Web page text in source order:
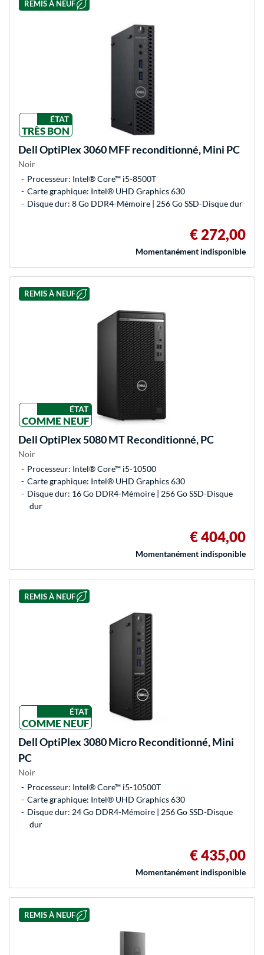
REMIS À NEUF
ÉTAT
TRÈS BON
DellOptiPlex 3060 MFF reconditionné, Mini PC
Noir
Processeur: Intel® Core™ i5-8500T
Carte graphique: Intel® UHD Graphics 630
Disque dur: 8 Go DDR4-Mémoire | 256 Go SSD-Disque dur
€ 272,00
Momentanément indisponible
REMIS À NEUF
ÉTAT
COMME NEUF
DellOptiPlex 5080 MT Reconditionné, PC
Noir
Processeur: Intel® Core™ i5-10500
Carte graphique: Intel® UHD Graphics 630
Disque dur: 16 Go DDR4-Mémoire | 256 Go SSD-Disque
dur
€ 404,00
Momentanément indisponible
REMIS À NEUF
ÉTAT
COMME NEUF
DellOptiPlex 3080 Micro Reconditionné, Mini
PC
Noir
Processeur: Intel® Core™ i5-10500T
Carte graphique: Intel® UHD Graphics 630
Disque dur: 24 Go DDR4-Mémoire | 256 Go SSD-Disque
dur
€ 435,00
Momentanément indisponible
REMIS À NEUF